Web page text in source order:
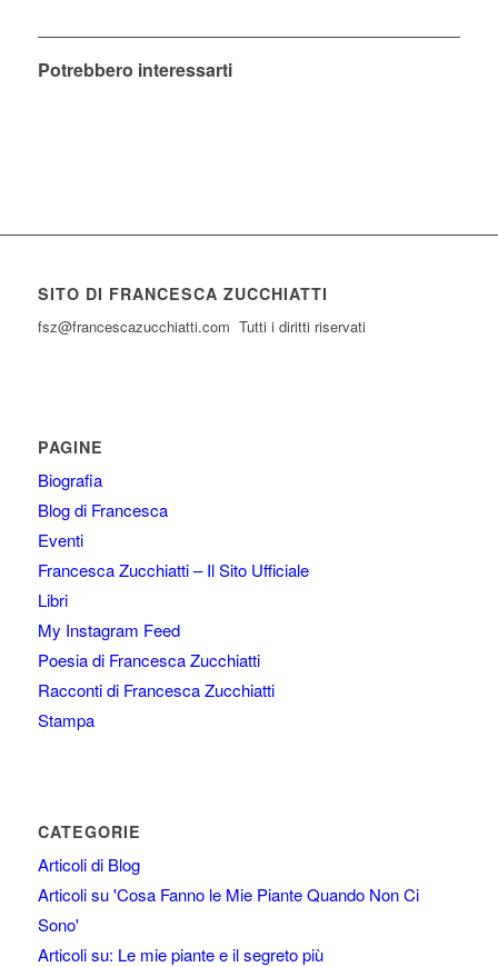
Potrebbero interessarti
SITO DI FRANCESCA ZUCCHIATTI
fsz@francescazucchiatti.com Tutti i diritti riservati
PAGINE
Biografia
Blog di Francesca
Eventi
Francesca Zucchiatti – Il Sito Ufficiale
Libri
My Instagram Feed
Poesia di Francesca Zucchiatti
Racconti di Francesca Zucchiatti
Stampa
CATEGORIE
Articoli di Blog
Articoli su 'Cosa Fanno le Mie Piante Quando Non Ci
Sono'
Articoli su: Le mie piante e il segreto più